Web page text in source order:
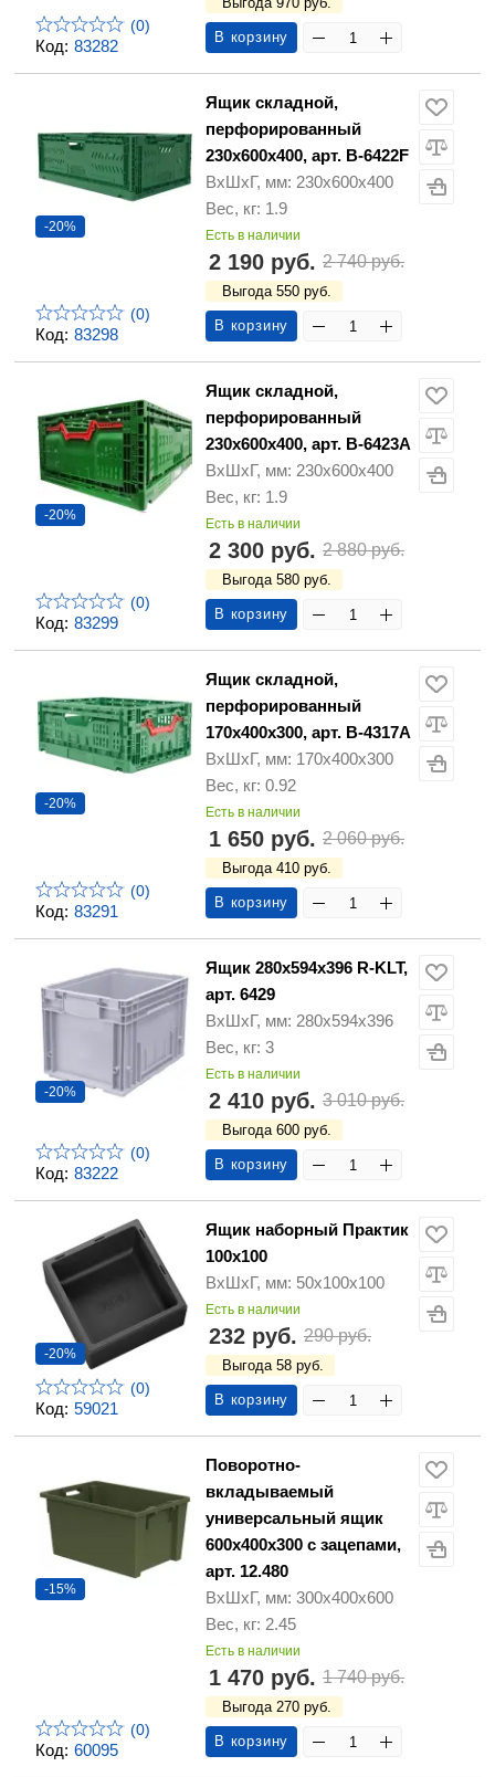
Код: 83282
(0)
В корзину
Код: 83298
-20%
(0)
Ящик складной,
перфорированный
230х600х400, арт. B-6422F
ВхШхГ, мм: 230х600х400
Вес, кг: 1.9
Есть в наличии
2 190 руб. 2 740 руб.
Выгода 550 руб.
В корзину
Код: 83299
-20%
(0)
Ящик складной,
перфорированный
230х600х400, арт. B-6423A
ВхШхГ, мм: 230х600х400
Вес, кг: 1.9
Есть в наличии
2 300 руб. 2 880 руб.
Выгода 580 руб.
В корзину
Код: 83291
-20%
(0)
Ящик складной,
перфорированный
170х400х300, арт. B-4317A
ВхШхГ, мм: 170х400х300
Вес, кг: 0.92
Есть в наличии
1 650 руб. 2 060 руб.
Выгода 410 руб.
В корзину
Код: 83222
-20%
(0)
Ящик 280х594х396 R-KLT,
арт. 6429
ВхШхГ, мм: 280х594х396
Вес, кг: 3
Есть в наличии
2 410 руб. 3 010 руб.
Выгода 600 руб.
В корзину
Код: 59021
-20%
(0)
Ящик наборный Практик
100х100
ВхШхГ, мм: 50x100x100
Есть в наличии
232 руб. 290 руб.
Выгода 58 руб.
В корзину
Код: 60095
-15%
(0)
Поворотно-
вкладываемый
универсальный ящик
600х400х300 с зацепами,
арт. 12.480
ВхШхГ, мм: 300х400х600
Вес, кг: 2.45
Есть в наличии
1 470 руб. 1 740 руб.
Выгода 270 руб.
В корзину